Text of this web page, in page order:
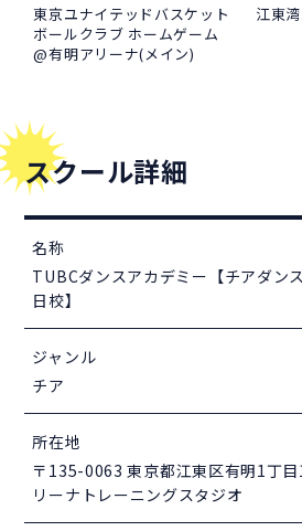
東京ユナイテッドバスケット
ボールクラブ ホームゲーム
@有明アリーナ(メイン)
江東
スクール詳細
名称
TUBCダンスアカデミー【チアダン
日校】
ジャンル
チア
所在地
〒135-0063 東京都江東区有明1丁
リーナトレーニングスタジオ